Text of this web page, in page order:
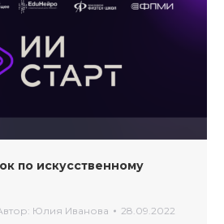
по искусственному
Юлия Иванова 28.09.2022